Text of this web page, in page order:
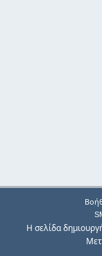
Η σελίδα